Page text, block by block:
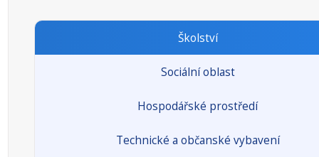
Školství
Sociální oblast
Hospodářské prostředí
Technické a občanské vybavení